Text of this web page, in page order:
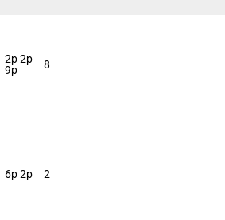
2p 2p
9p
8
6p 2p 2